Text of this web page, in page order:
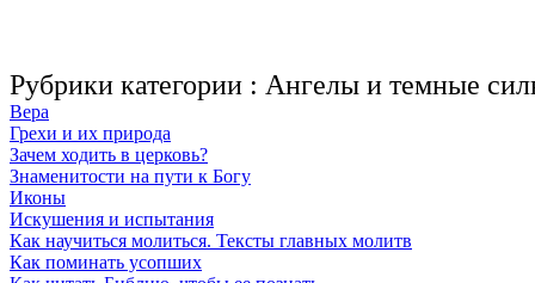
Рубрики категории : Ангелы и темные
Вера
Грехи и их природа
Зачем ходить в церковь?
Знаменитости на пути к Богу
Иконы
Искушения и испытания
Как научиться молиться. Тексты главных молитв
Как поминать усопших